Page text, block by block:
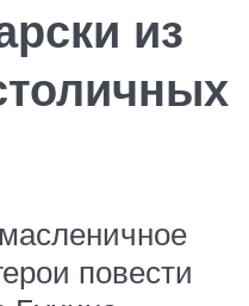
из
повести